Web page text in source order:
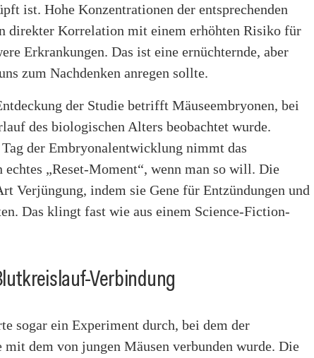
ist. Hohe Konzentrationen der entsprechenden
direkter Korrelation mit einem erhöhten Risiko für
Erkrankungen. Das ist eine ernüchternde, aber
zum Nachdenken anregen sollte.
der Studie betrifft Mäuseembryonen, bei
des biologischen Alters beobachtet wurde.
der Embryonalentwicklung nimmt das
„Reset-Moment“, wenn man so will. Die
Verjüngung, indem sie Gene für Entzündungen und
Das klingt fast wie aus einem Science-Fiction-
Verbindung
sogar ein Experiment durch, bei dem der
dem von jungen Mäusen verbunden wurde. Die